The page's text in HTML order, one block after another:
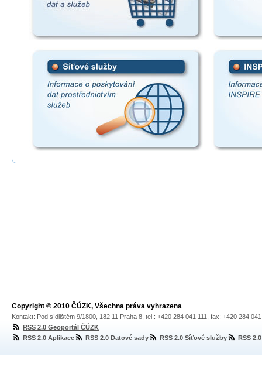
Copyright © 2010 ČÚZK, Všechna práva vyhrazena
Kontakt: Pod sídlištěm 9/1800, 182 11 Praha 8, tel.: +420 284 041 111, fax: +420 284
RSS 2.0 Geoportál ČÚZK
RSS 2.0 Aplikace
RSS 2.0 Datové sady RSS 2.0 Síťové služby RSS